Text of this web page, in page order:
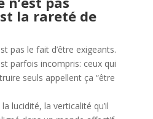
la rareté de
pas le fait d’être exigeants.
parfois incompris: ceux qui
seuls appellent ça “être
lucidité, la verticalité qu’il